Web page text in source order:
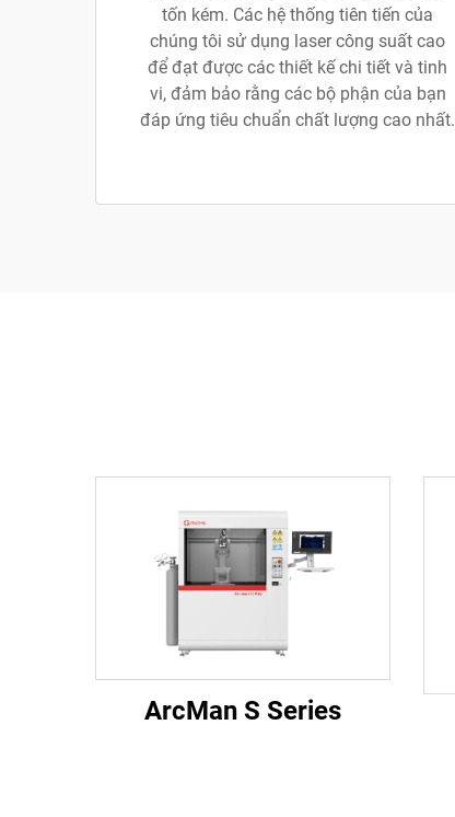
tốn kém. Các hệ thống tiên tiến của
chúng tôi sử dụng laser công suất cao
để đạt được các thiết kế chi tiết và tinh
vi, đảm bảo rằng các bộ phận của bạn
đáp ứng tiêu chuẩn chất lượng cao nhất.
ArcMan S Series